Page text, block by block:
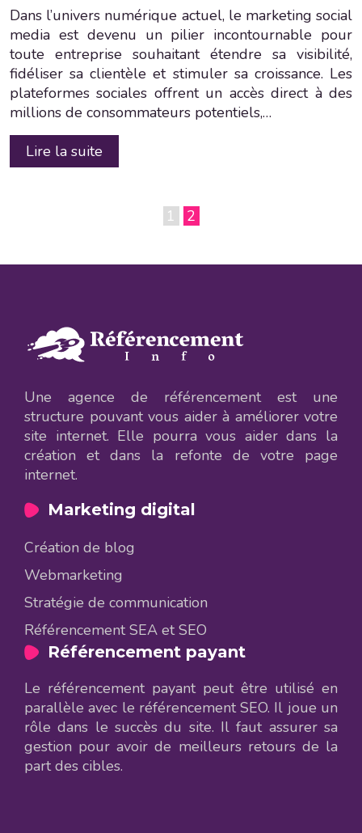
Dans l’univers numérique actuel, le marketing social
media est devenu un pilier incontournable pour
toute entreprise souhaitant étendre sa visibilité,
fidéliser sa clientèle et stimuler sa croissance. Les
plateformes sociales offrent un accès direct à des
millions de consommateurs potentiels,…
Lire la suite
1 2
Une agence de référencement est une
structure pouvant vous aider à améliorer votre
site internet. Elle pourra vous aider dans la
création et dans la refonte de votre page
internet.
Marketing digital
Création de blog
Webmarketing
Stratégie de communication
Référencement SEA et SEO
Référencement payant
Le référencement payant peut être utilisé en
parallèle avec le référencement SEO. Il joue un
rôle dans le succès du site. Il faut assurer sa
gestion pour avoir de meilleurs retours de la
part des cibles.